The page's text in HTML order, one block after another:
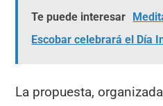
Te puede interesar
Escobar celebrará el Día
La propuesta,